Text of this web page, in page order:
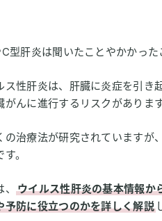
型肝炎は聞いたことやかかった
ス性肝炎は、肝臓に炎症を引き
がんに進行するリスクがあります
の治療法が研究されていますが
。
ウイルス性肝炎の基本情報か
予防に役立つのかを詳しく解説